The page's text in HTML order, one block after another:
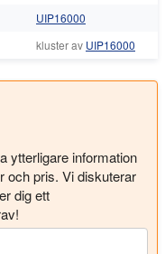
UIP16000
kluster av UIP16000
ytterligare information
och pris. Vi diskuterar
dig ett